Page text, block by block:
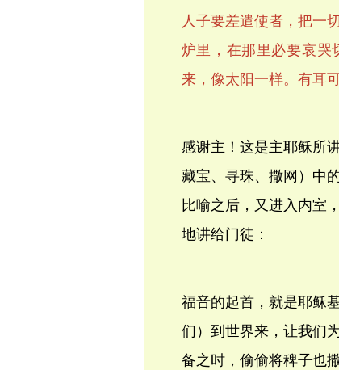
人子要差遣使者，把一
炉里，在那里必要哀哭
来，像太阳一样。有耳
感谢主！这是主耶稣所
藏宝、寻珠、撒网）中
比喻之后，又进入内室
地讲给门徒：
福音的起首，就是耶稣
们）到世界来，让我们
备之时，偷偷将稗子也